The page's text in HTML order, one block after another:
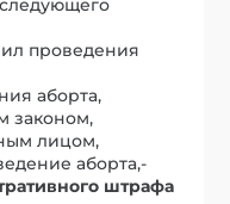
следующего
проведения
аборта,
законом,
лицом,
аборта,-
штрафа